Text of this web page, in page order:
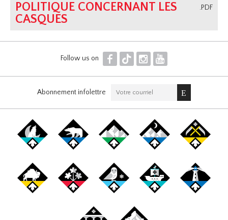
.PDF
POLITIQUE CONCERNANT LES
CASQUES
Follow us on F T I Y
Abonnement infolettre